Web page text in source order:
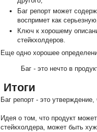
Баг репорт может
воспримет как
Ключ к хорошему
стейкхолдеров.
Еще одно хорошее
Баг - это нечто в
Итоги
Баг репорт - это
Идея о том, что продукт
стейкхолдера, может быть